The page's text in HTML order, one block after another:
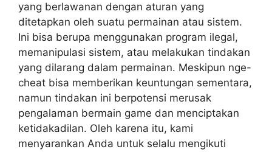
yang berlawanan dengan aturan yang
ditetapkan oleh suatu permainan atau sistem.
Ini bisa berupa menggunakan program ilegal,
memanipulasi sistem, atau melakukan tindakan
yang dilarang dalam permainan. Meskipun nge-
cheat bisa memberikan keuntungan sementara,
namun tindakan ini berpotensi merusak
pengalaman bermain game dan menciptakan
ketidakadilan. Oleh karena itu, kami
menyarankan Anda untuk selalu mengikuti